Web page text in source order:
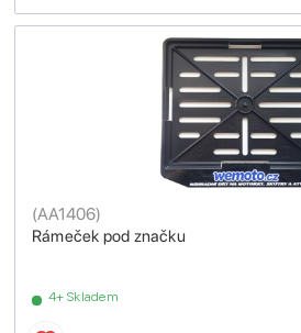
Rámeček pod značku
(AA1406)
4+ Skladem